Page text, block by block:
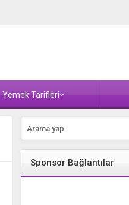
Yemek Tarifleri
Sponsor Bağlantılar